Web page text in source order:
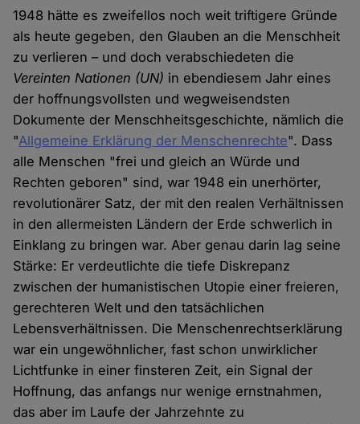
1948 hätte es zweifellos noch weit triftigere Gründe
als heute gegeben, den Glauben an die Menschheit
zu verlieren – und doch verabschiedeten die
Vereinten Nationen (UN) in ebendiesem Jahr eines
der hoffnungsvollsten und wegweisendsten
Dokumente der Menschheitsgeschichte, nämlich die
"Allgemeine Erklärung der Menschenrechte". Dass
alle Menschen "frei und gleich an Würde und
Rechten geboren" sind, war 1948 ein unerhörter,
revolutionärer Satz, der mit den realen Verhältnissen
in den allermeisten Ländern der Erde schwerlich in
Einklang zu bringen war. Aber genau darin lag seine
Stärke: Er verdeutlichte die tiefe Diskrepanz
zwischen der humanistischen Utopie einer freieren,
gerechteren Welt und den tatsächlichen
Lebensverhältnissen. Die Menschenrechtserklärung
war ein ungewöhnlicher, fast schon unwirklicher
Lichtfunke in einer finsteren Zeit, ein Signal der
Hoffnung, das anfangs nur wenige ernstnahmen,
das aber im Laufe der Jahrzehnte zu